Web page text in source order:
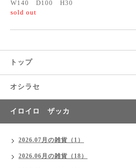
W140 D100 H30
sold out
トップ
オシラセ
イロイロ ザッカ
2026.07月の雑貨（1）
2026.06月の雑貨（18）